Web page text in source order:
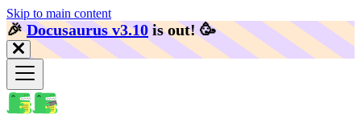
Skip to main content
🎉️Docusaurus v3.10 is out! 🥳️